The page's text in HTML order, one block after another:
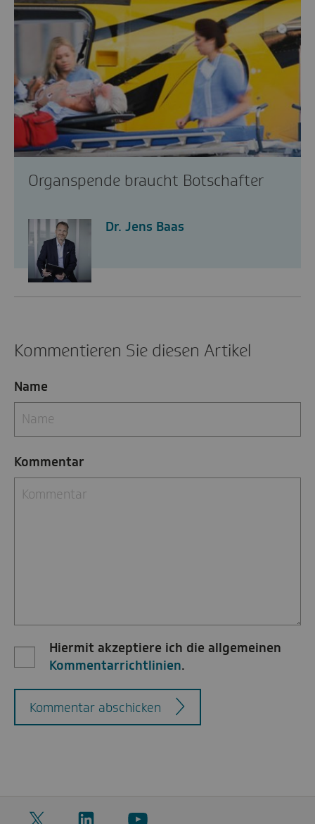
Organspende braucht Botschafter
Dr. Jens Baas
Kommentieren Sie diesen Artikel
Name
Kommentar
Hiermit akzeptiere ich die allgemeinen
Kommentarrichtlinien.
Kommentar abschicken
Twitter
LinkedIn